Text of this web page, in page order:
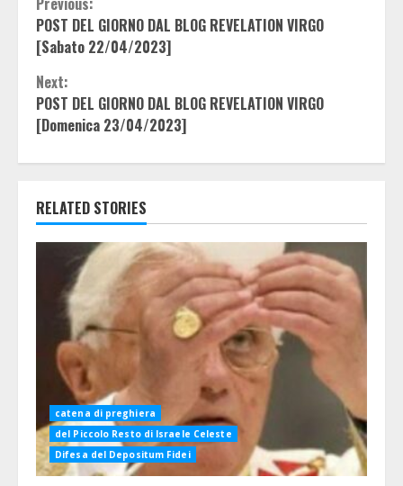
Continue
Reading
POST DEL GIORNO DAL BLOG REVELATION VIRGO
[Sabato 22/04/2023]
Next:
POST DEL GIORNO DAL BLOG REVELATION VIRGO
[Domenica 23/04/2023]
RELATED STORIES
catena di preghiera
del Piccolo Resto di Israele Celeste
Difesa del Depositum Fidei